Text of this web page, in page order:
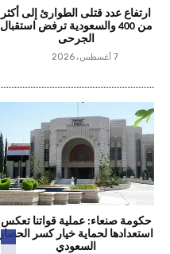
ارتفاع عدد قتلى الطوارئ إلى أكثر
من 400 والسعودية ترفض استقبال
الجرحى
7 أغسطس، 2026
حكومة صنعاء: عملية قواتنا تعكس
استعدادها لحماية خيار كسر الحصار
السعودي